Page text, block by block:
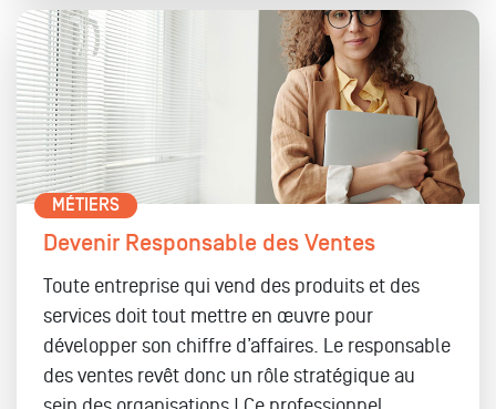
MÉTIERS
Devenir Responsable des Ventes
Toute entreprise qui vend des produits et des
services doit tout mettre en œuvre pour
développer son chiffre d’affaires. Le responsable
des ventes revêt donc un rôle stratégique au